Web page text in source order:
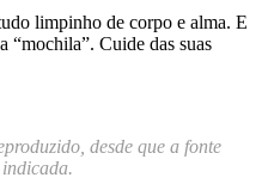
limpinho de corpo e alma. E
“mochila”. Cuide das suas
desde que a fonte